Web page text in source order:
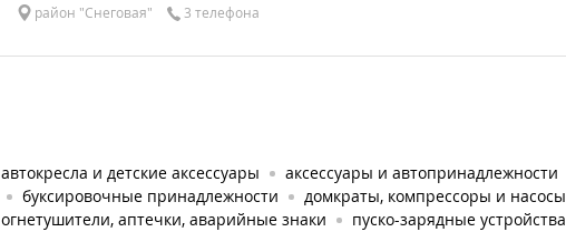
район "Снеговая" 3 телефона
автокресла и детские аксессуары аксессуары и автопринадлежности
буксировочные принадлежности
домкраты, компрессоры и насосы
огнетушители, аптечки, аварийные знаки
пуско-зарядные устройства